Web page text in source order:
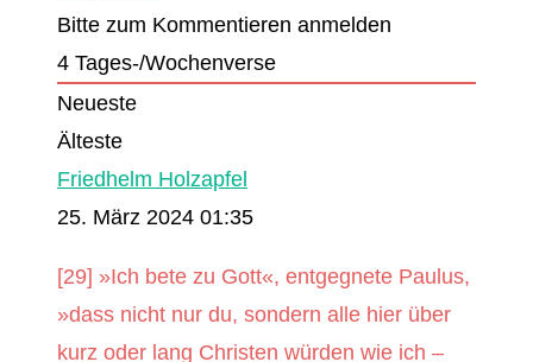
Bitte zum Kommentieren anmelden
4 Tages-/Wochenverse
Neueste
Älteste
Friedhelm Holzapfel
25. März 2024 01:35
[29] »Ich bete zu Gott«, entgegnete Paulus,
»dass nicht nur du, sondern alle hier über
kurz oder lang Christen würden wie ich –